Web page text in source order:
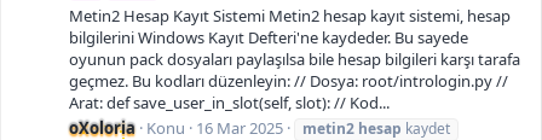
Metin2 Hesap Kayıt Sistemi Metin2 hesap kayıt sistemi, hesap
bilgilerini Windows Kayıt Defteri'ne kaydeder. Bu sayede
oyunun pack dosyaları paylaşılsa bile hesap bilgileri karşı tarafa
geçmez. Bu kodları düzenleyin: // Dosya: root/intrologin.py //
Arat: def save_user_in_slot(self, slot): // Kod...
oXoloria Konu 16 Mar 2025 metin2 hesap kaydet